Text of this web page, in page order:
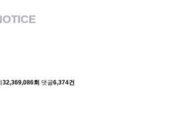
32,369,086회 댓글6,374건